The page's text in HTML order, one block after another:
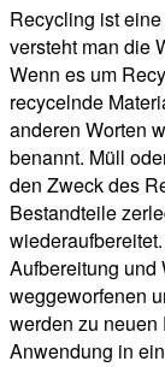
Recycling ist
versteht man die
Wenn es um
recycelnde
anderen Worten
benannt. Müll
den Zweck des
Bestandteile
Aufbereitung und
weggeworfenen
werden zu
Anwendung in